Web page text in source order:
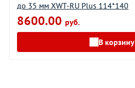
до 35 мм XWT-RU Plus 114*140
8600.00 руб.
В корзину